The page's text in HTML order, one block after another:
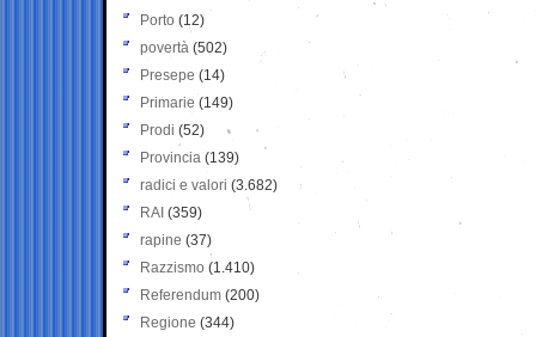
Porto (12)
povertà (502)
Presepe (14)
Primarie (149)
Prodi (52)
Provincia (139)
radici e valori (3.682)
RAI (359)
rapine (37)
Razzismo (1.410)
Referendum (200)
Regione (344)